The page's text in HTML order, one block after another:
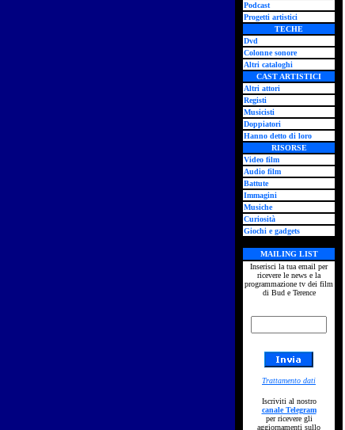
Podcast
Progetti artistici
TECHE
Dvd
Colonne sonore
Altri cataloghi
CAST ARTISTICI
Altri attori
Registi
Musicisti
Doppiatori
Hanno detto di loro
RISORSE
Video film
Audio film
Battute
Immagini
Musiche
Curiosità
Giochi e gadgets
MAILING LIST
Inserisci la tua email per
ricevere le news e la
programmazione tv dei film
di Bud e Terence
Trattamento dati
Iscriviti al nostro
canale Telegram
per ricevere gli
aggiornamenti sullo